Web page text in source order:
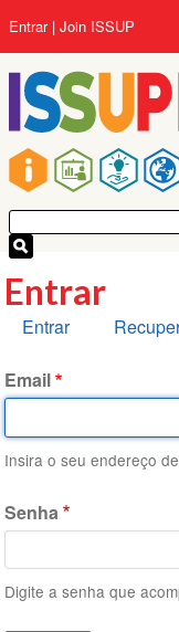
para
o
conteúdo
principal
Navegação
principal
Menu
da
conta
do
usuário
Entrar Join ISSUP
Entrar
Abas
Entrar
Email
Insira o seu endereço
Senha
Digite a senha que